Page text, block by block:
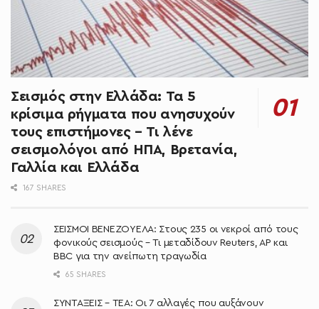
Σεισμός στην Ελλάδα: Τα 5
κρίσιμα ρήγματα που ανησυχούν
τους επιστήμονες – Τι λένε
σεισμολόγοι από ΗΠΑ, Βρετανία,
Γαλλία και Ελλάδα
167 SHARES
ΣΕΙΣΜΟΙ ΒΕΝΕΖΟΥΕΛΑ: Στους 235 οι νεκροί από τους
φονικούς σεισμούς – Τι μεταδίδουν Reuters, AP και
BBC για την ανείπωτη τραγωδία
65 SHARES
ΣΥΝΤΑΞΕΙΣ – ΤΕΑ: Οι 7 αλλαγές που αυξάνουν